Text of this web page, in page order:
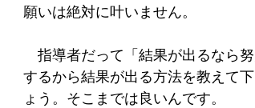
願いは絶対に叶いません。
指導者だって「結果が出るなら
するから結果が出る方法を教えて
ょう。そこまでは良いんです。